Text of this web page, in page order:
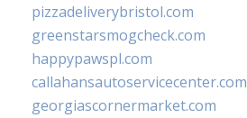
pizzadeliverybristol.com
greenstarsmogcheck.com
happypawspl.com
callahansautoservicecenter.com
georgiascornermarket.com